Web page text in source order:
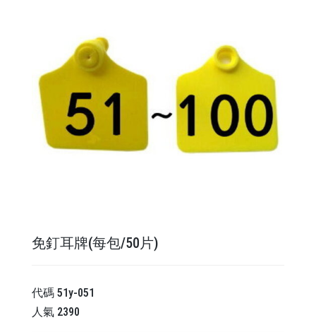
免釘耳牌(每包/50片)
代碼 51y-051
人氣 2390